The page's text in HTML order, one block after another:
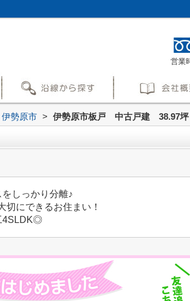
営業
伊勢原市 > 伊勢原市板戸 中古戸建 38.97坪
しっかり分離♪
にできるお住まい！
4SLDK◎